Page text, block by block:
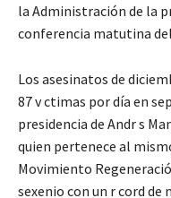
la Administración de la
conferencia matutina
Los asesinatos de
87 v ctimas por día en
presidencia de Andr s
quien pertenece al
Movimiento
sexenio con un r cord de